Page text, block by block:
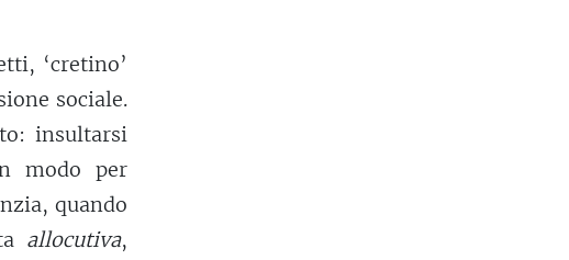
‘cretino’
sociale.
insultarsi
modo per
quando
allocutiva,